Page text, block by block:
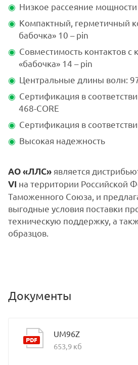
Низкое рассеяние мощности
Компактный, герметичный
бабочка» 10 – pin
Совместимость контактов с
«бабочка» 14 – pin
Центральные длины волн:
Сертификация в
468-CORE
Сертификация в
Высокая надежность
АО«ЛЛС» является
VI на территории Российской
Таможенного Союза, и
выгодные условия поставки
техническую поддержку, а
образцов.
Документы
UM96Z
653,9 кб